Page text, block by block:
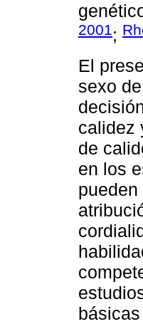
2001;
El
sexo
calidez
de
en los